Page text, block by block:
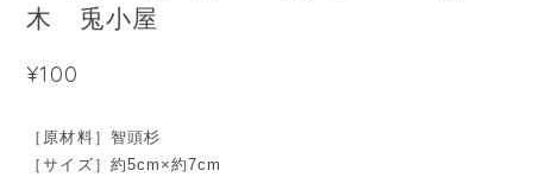
木 兎小屋
¥100
［原材料］智頭杉
［サイズ］約5cm×約7cm